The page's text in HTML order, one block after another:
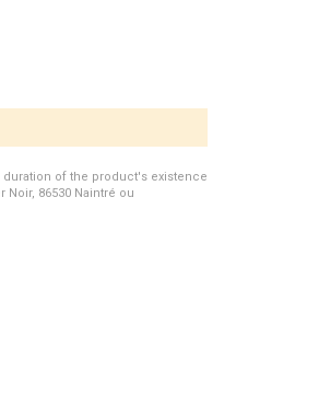
of the product's existence
86530 Naintré ou